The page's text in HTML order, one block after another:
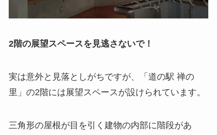
2階の展望スペースを見逃さないで！
実は意外と見落としがちですが、「道の駅 禅の
里」の2階には展望スペースが設けられています。
三角形の屋根が目を引く建物の内部に階段があ